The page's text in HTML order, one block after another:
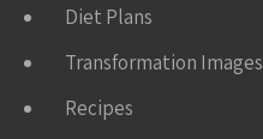
Diet Plans
Transformation Images
Recipes